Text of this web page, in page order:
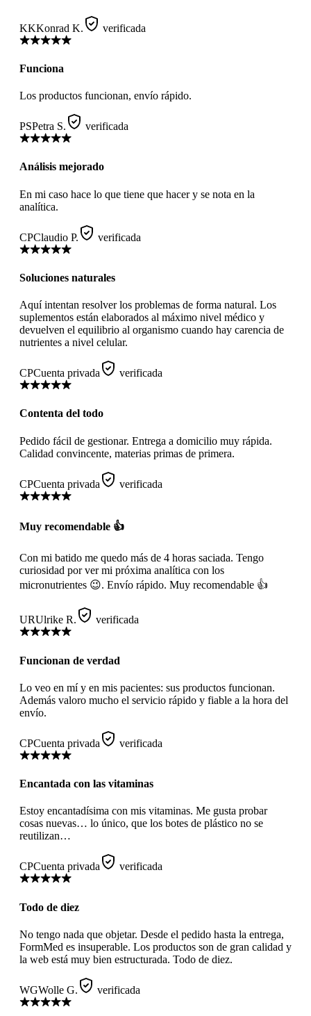
KKKonrad K. verificada
Funciona
Los productos funcionan, envío rápido.
PSPetra S. verificada
Análisis mejorado
En mi caso hace lo que tiene que hacer y se nota en la
analítica.
CPClaudio P. verificada
Soluciones naturales
Aquí intentan resolver los problemas de forma natural. Los
suplementos están elaborados al máximo nivel médico y
devuelven el equilibrio al organismo cuando hay carencia de
nutrientes a nivel celular.
CPCuenta privada verificada
Contenta del todo
Pedido fácil de gestionar. Entrega a domicilio muy rápida.
Calidad convincente, materias primas de primera.
CPCuenta privada verificada
Muy recomendable 👍
Con mi batido me quedo más de 4 horas saciada. Tengo
curiosidad por ver mi próxima analítica con los
micronutrientes 😉. Envío rápido. Muy recomendable 👍
URUlrike R. verificada
Funcionan de verdad
Lo veo en mí y en mis pacientes: sus productos funcionan.
Además valoro mucho el servicio rápido y fiable a la hora del
envío.
CPCuenta privada verificada
Encantada con las vitaminas
Estoy encantadísima con mis vitaminas. Me gusta probar
cosas nuevas… lo único, que los botes de plástico no se
reutilizan…
CPCuenta privada verificada
Todo de diez
No tengo nada que objetar. Desde el pedido hasta la entrega,
FormMed es insuperable. Los productos son de gran calidad y
la web está muy bien estructurada. Todo de diez.
WGWolle G. verificada